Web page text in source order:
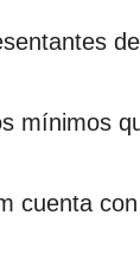
mínimos
cuenta